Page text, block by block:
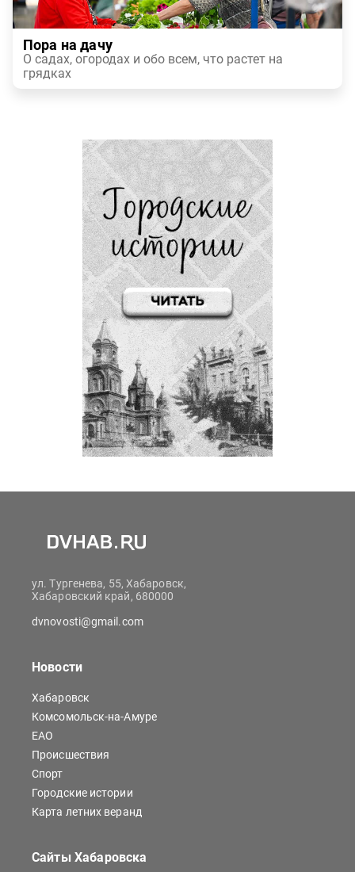
Пора на дачу
О садах, огородах и обо всем, что растет на
грядках
ул. Тургенева, 55, Хабаровск,
Хабаровский край, 680000
dvnovosti@gmail.com
Новости
Хабаровск
Комсомольск-на-Амуре
ЕАО
Происшествия
Спорт
Городские истории
Карта летних веранд
Сайты Хабаровска